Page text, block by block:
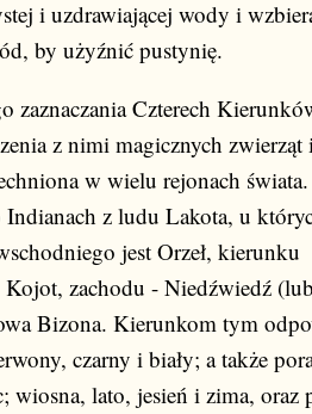
i uzdrawiającej wody i
by użyźnić pustynię.
zaznaczania Czterech
z nimi magicznych
w wielu rejonach
z ludu Lakota, u
jest Orzeł, kierunku
Kojot, zachodu - Niedźwiedź
Bizona. Kierunkom tym
czarny i biały; a także
wiosna, lato, jesień i zima, oraz